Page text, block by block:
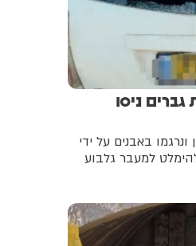
ניסו
באבנים על ידי
למעבר גלבוע